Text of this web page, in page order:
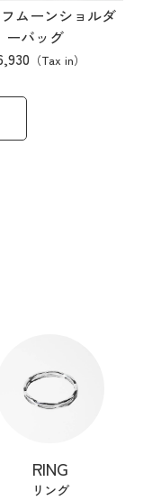
ムーンショルダ
ーバッグ
RING
リング